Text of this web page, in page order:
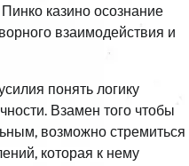
казино осознание
взаимодействия и
понять логику
Взамен того чтобы
возможно стремиться
которая к нему